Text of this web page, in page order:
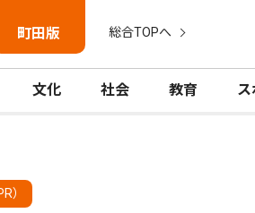
町田版 総合TOPへ
文化 社会 教育 ス
）